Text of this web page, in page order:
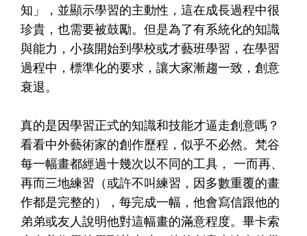
知」，並顯示學習的主動性，這在成長過程中很
珍貴，也需要被鼓勵。但是為了有系統化的知識
與能力，小孩開始到學校或才藝班學習，在學習
過程中，標準化的要求，讓大家漸趨一致，創意
衰退。
真的是因學習正式的知識和技能才逼走創意嗎？
看看中外藝術家的創作歷程，似乎不必然。梵谷
每一幅畫都經過十幾次以不同的工具， 一而再、
再而三地練習（或許不叫練習，因多數重覆的畫
作都是完整的），每完成一幅，他會寫信跟他的
弟弟或友人說明他對這幅畫的滿意程度。畢卡索